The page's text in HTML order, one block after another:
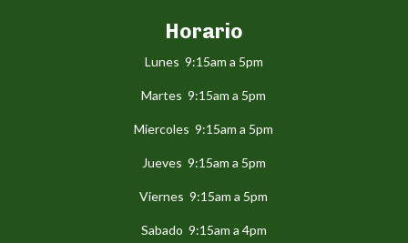
Horario
Lunes 9:15am a 5pm
Martes 9:15am a 5pm
Miercoles 9:15am a 5pm
Jueves 9:15am a 5pm
Viernes 9:15am a 5pm
Sabado 9:15am a 4pm